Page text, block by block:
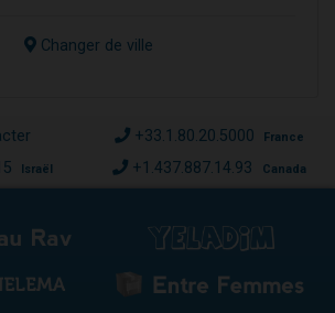
Changer de ville
+33.1.80.20.5000 France
Israël +1.437.887.14.93 Canada